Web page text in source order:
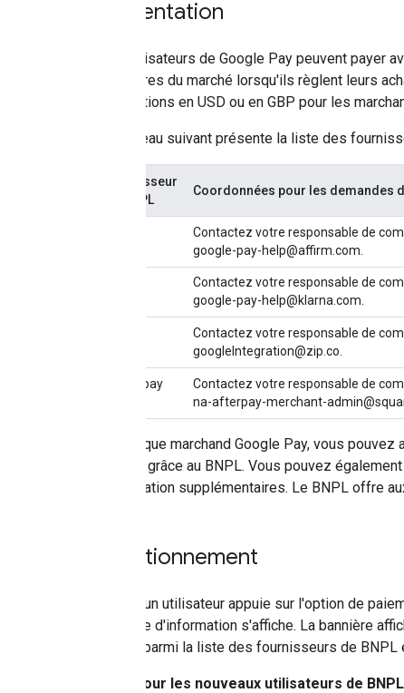
Présentation
Les utilisateurs de Google Pay peuvent payer
populaires du marché lorsqu'ils règlent leurs
transactions en USD ou en GBP pour les
Le tableau suivant présente la liste des
Fournisseur
de BNPL
Coordonnées pour les demandes
Contactez votre responsable de
google-pay-help@affirm.com.
Contactez votre responsable de
google-pay-help@klarna.com.
Contactez votre responsable de
googleIntegration@zip.co.
$Afterpay
Contactez votre responsable de
na-afterpay-merchant-
En tant que marchand Google Pay, vous
paniers grâce au BNPL. Vous pouvez
d'intégration supplémentaires. Le BNPL offre
Fonctionnement
Lorsqu'un utilisateur appuie sur l'option de
bannière d'information s'affiche. La bannière
choisir parmi la liste des fournisseurs de
Pour les nouveaux utilisateurs de BNPL